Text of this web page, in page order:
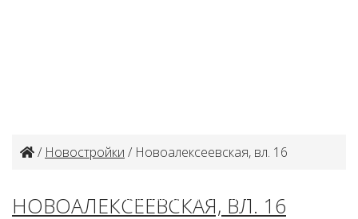
/ Новостройки / Новоалексеевская, вл. 16
НОВОАЛЕКСЕЕВСКАЯ, ВЛ. 16
Объект в архиве или продан